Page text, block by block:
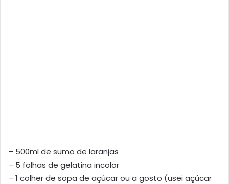
– 500ml de sumo de laranjas
– 5 folhas de gelatina incolor
– 1 colher de sopa de açúcar ou a gosto (usei açúcar